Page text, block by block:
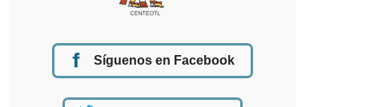
Síguenos en Facebook